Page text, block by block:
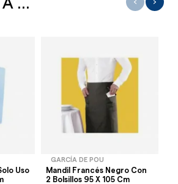
...
Uso
GARCÍA DE POU
Mandil Francés Negro Con
2 Bolsillos 95 X 105 Cm
‹ ›